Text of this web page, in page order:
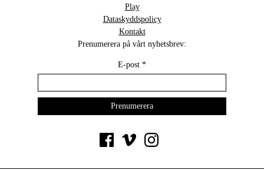
Play
Dataskyddspolicy
Kontakt
Prenumerera på vårt nyhetsbrev:
E-post *